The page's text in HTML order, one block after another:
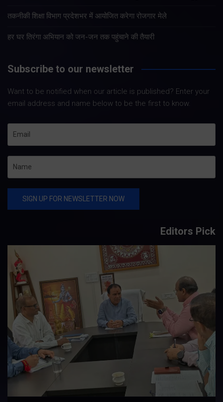
तकनीकी शिक्षा विभाग प्रदेशभर में आयोजित करेगा रोजगार मेले
हर घर तिरंगा अभियान को जन-जन तक पहुंचाने की तैयारी
Subscribe to our newsletter
Want to be notified when our article is published? Enter your
email address and name below to be the first to know.
Editors Pick